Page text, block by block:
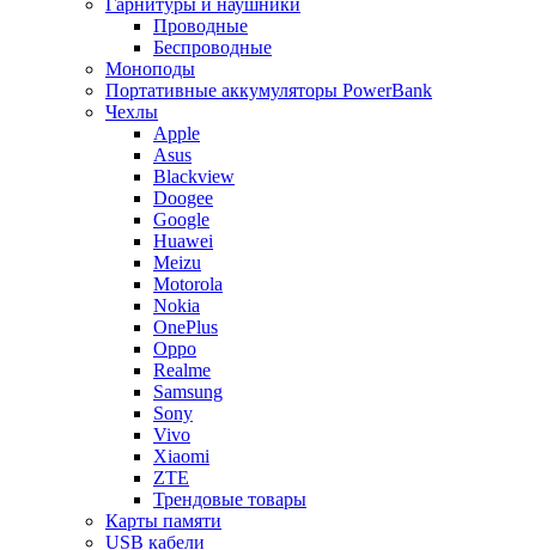
Гарнитуры и наушники
Проводные
Беспроводные
Моноподы
Портативные аккумуляторы PowerBank
Чехлы
Apple
Asus
Blackview
Doogee
Google
Huawei
Meizu
Motorola
Nokia
OnePlus
Oppo
Realme
Samsung
Sony
Vivo
Xiaomi
ZTE
Трендовые товары
Карты памяти
USB кабели